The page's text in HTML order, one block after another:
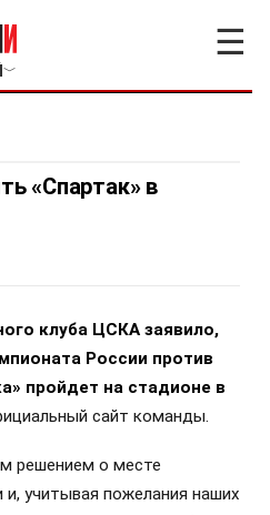
﹀
☰
«Спартак» в
клуба ЦСКА заявило,
России против
пройдет на стадионе в
сайт команды.
решением о месте
и, учитывая пожелания наших